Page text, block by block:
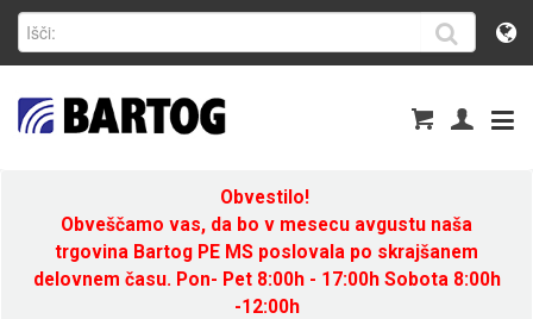
Obvestilo!
Obveščamo vas, da bo v mesecu avgustu naša
trgovina Bartog PE MS poslovala po skrajšanem
delovnem času. Pon- Pet 8:00h - 17:00h Sobota 8:00h
-12:00h